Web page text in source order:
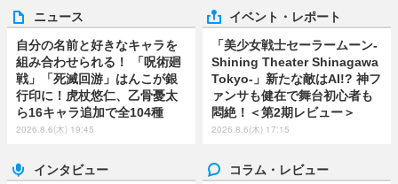
ニュース
自分の名前と好きなキャラを
組み合わせられる！ 「呪術廻
戦」「死滅回游」はんこが銀
行印に！虎杖悠仁、乙骨憂太
ら16キャラ追加で全104種
2026.8.6(木) 19:45
イベント・レポート
「美少女戦士セーラームーン-
Shining Theater Shinagawa
Tokyo-」新たな敵はAI!? 神フ
ァンサも健在で舞台初心者も
悶絶！＜第2期レビュー＞
2026.8.6(木) 17:15
インタビュー コラム・レビュー